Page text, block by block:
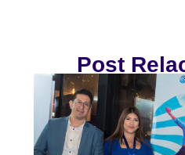
Post